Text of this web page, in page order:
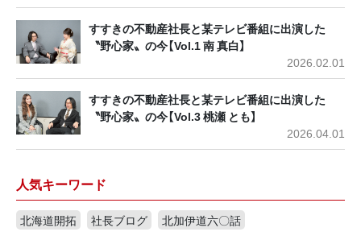
すすきの不動産社長と某テレビ番組に出演した
〝野心家〟の今【Vol.1 南 真白】
2026.02.01
すすきの不動産社長と某テレビ番組に出演した
〝野心家〟の今【Vol.3 桃瀬 とも】
2026.04.01
人気キーワード
北海道開拓 社長ブログ
北加伊道六〇話